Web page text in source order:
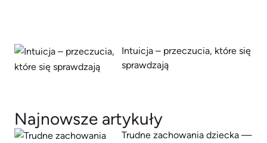
Intuicja – przeczucia, które się
sprawdzają
Najnowsze artykuły
Trudne zachowania dziecka —